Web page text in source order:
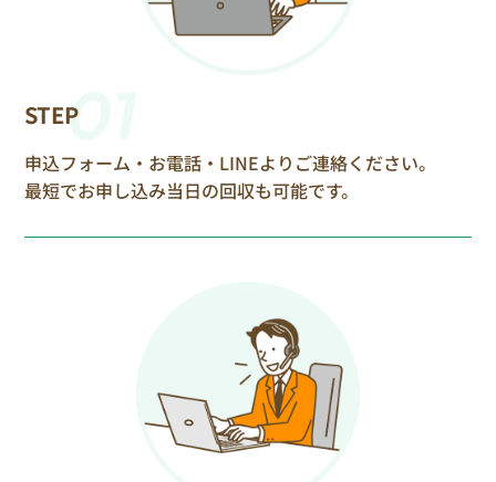
STEP01
申込フォーム・お電話・LINEよりご連絡ください。
最短でお申し込み当日の回収も可能です。